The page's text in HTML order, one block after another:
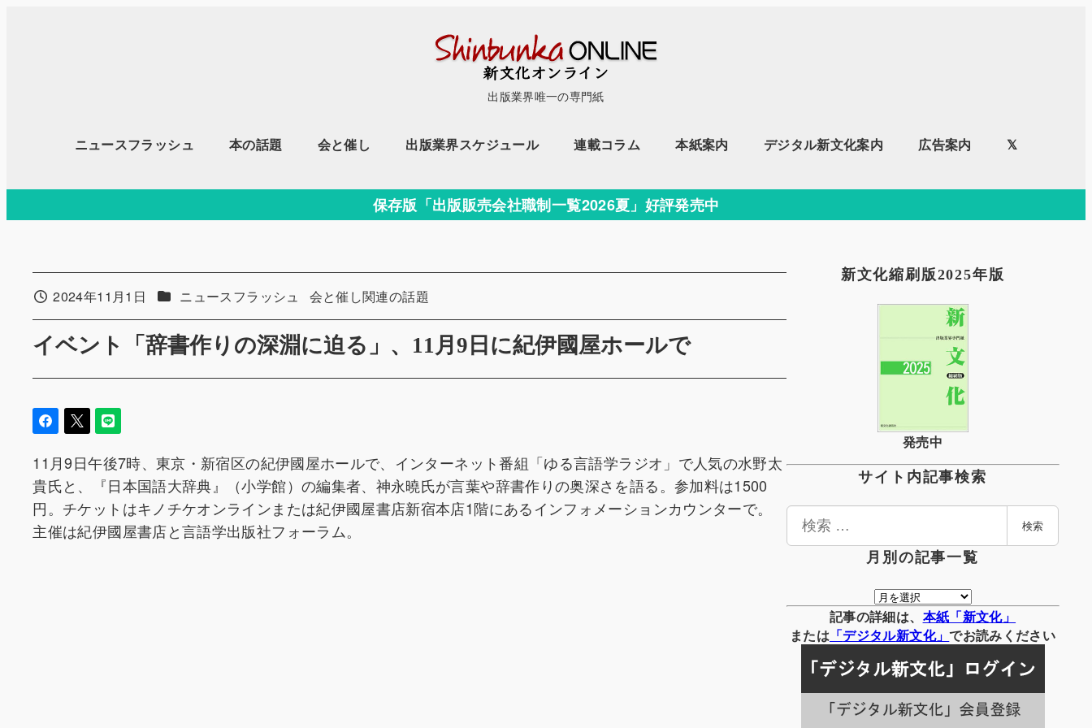
移
出版業界唯一の専門紙
ニュースフラッシュ 本の話題 会と催し 出版業界スケジュール 連載コラム 本紙案内 デジタル新文化案内 広告案内 𝕏
保存版「出版販売会社職制一覧2026夏」好評発売中
イベント「辞書作りの深淵に迫る」、11月9日に紀伊國屋ホールで
投稿日2024年11月1日 カテゴリー
ニュースフラッシュ カテゴリー
会と催し関連の話題
11月9日午後7時、東京・新宿区の紀伊國屋ホールで、インターネット番組「ゆる言語学ラジオ」で人気の水野太
貴氏と、『日本国語大辞典』（小学館）の編集者、神永曉氏が言葉や辞書作りの奥深さを語る。参加料は1500
円。チケットはキノチケオンラインまたは紀伊國屋書店新宿本店1階にあるインフォメーションカウンターで。
主催は紀伊國屋書店と言語学出版社フォーラム。
新文化縮刷版2025年版
発売中
サイト内記事検索
検
検索
月別の記事一覧
月
別
の
事
一
覧
記事の詳細は、 本紙「新文化」
または 「デジタル新文化」でお読みください